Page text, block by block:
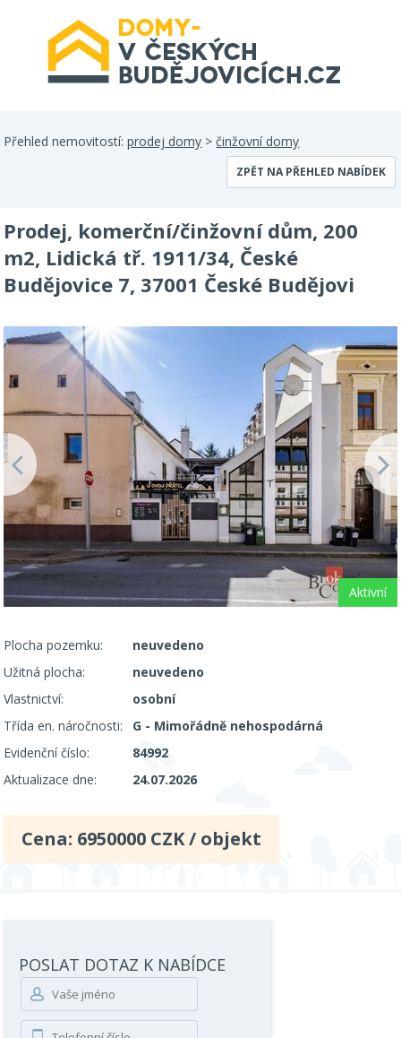
Přehled nemovitostí:prodej domy >činžovní domy
ZPĚT NA PŘEHLED NABÍDEK
Prodej, komerční/činžovní dům, 200
m2, Lidická tř. 1911/34, České
Budějovice 7, 37001 České Budějovi
Aktivní
Plocha pozemku:
neuvedeno
Užitná plocha:
neuvedeno
Vlastnictví:
osobní
Třída en. náročnosti:
G - Mimořádně nehospodárná
Evidenční číslo:
84992
Aktualizace dne:
24.07.2026
Cena: 6950000 CZK / objekt
POSLAT DOTAZ K NABÍDCE